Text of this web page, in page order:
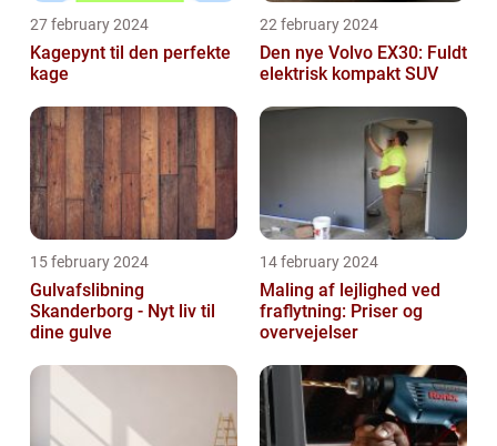
27 february 2024
Kagepynt til den perfekte
kage
22 february 2024
Den nye Volvo EX30: Fuldt
elektrisk kompakt SUV
15 february 2024
Gulvafslibning
Skanderborg - Nyt liv til
dine gulve
14 february 2024
Maling af lejlighed ved
fraflytning: Priser og
overvejelser